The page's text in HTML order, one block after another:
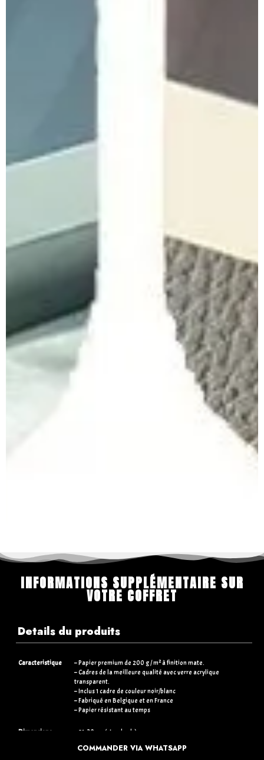
INFORMATIONS SUPPLÉMENTAIRE SUR
VOTRE COFFRET
Details du produits
Caracteristique
– Papier premium de 200 g / m² à finition mate.
– Cadres de la meilleure qualité avec verre acrylique
transparent.
– Inclus 1 cadre de couleur noir/blanc
– Fabriqué en Belgique et en France
– Papier résistant au temps
Dimensions
– 21×30 cm (standards)
– 50×70 cm (+15€)
COMMANDER VIA WHATSAPP